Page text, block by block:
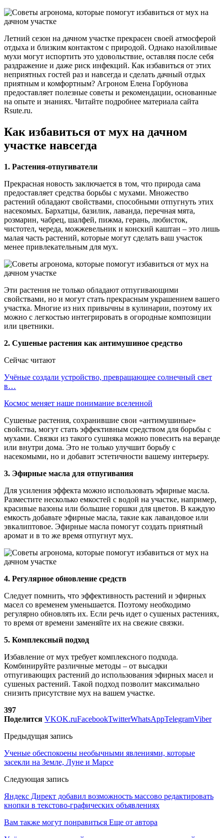
Летний сезон на дачном участке прекрасен своей атмосферой
отдыха и близким контактом с природой. Однако назойливые
мухи могут испортить это удовольствие, оставляя после себя
раздражение и даже риск инфекций. Как избавиться от этих
неприятных гостей раз и навсегда и сделать дачный отдых
приятным и комфортным? Агроном Елена Горбунова
предоставляет полезные советы и рекомендации, основанные
на опыте и знаниях. Читайте подробнее материала сайта
Rsute.ru.
Как избавиться от мух на дачном
участке навсегда
1. Растения-отпугиватели
Прекрасная новость заключается в том, что природа сама
предоставляет средства борьбы с мухами. Множество
растений обладают свойствами, способными отпугнуть этих
насекомых. Бархатцы, базилик, лаванда, перечная мята,
розмарин, чабрец, шалфей, пижма, герань, любисток,
чистотел, череда, можжевельник и конский каштан – это лишь
малая часть растений, которые могут сделать ваш участок
менее привлекательным для мух.
Эти растения не только обладают отпугивающими
свойствами, но и могут стать прекрасным украшением вашего
участка. Многие из них привычны в кулинарии, поэтому их
можно с легкостью интегрировать в огородные композиции
или цветники.
2. Сушеные растения как антимушиное средство
Сейчас читают
Учёные создали устройство, превращающее солнечный свет
в…
Космос меняет наше понимание вселенной
Сушеные растения, сохранившие свои «антимушиные»
свойства, могут стать эффективным средством для борьбы с
мухами. Связки из такого сушняка можно повесить на веранде
или внутри дома. Это не только улучшит борьбу с
насекомыми, но и добавит эстетичности вашему интерьеру.
3. Эфирные масла для отпугивания
Для усиления эффекта можно использовать эфирные масла.
Разместите несколько емкостей с водой на участке, например,
красивые вазоны или большие горшки для цветов. В каждую
емкость добавьте эфирные масла, такие как лавандовое или
эвкалиптовое. Эфирные масла помогут создать приятный
аромат и в то же время отпугнут мух.
4. Регулярное обновление средств
Следует помнить, что эффективность растений и эфирных
масел со временем уменьшается. Поэтому необходимо
регулярно обновлять их. Если речь идет о сушеных растениях,
то время от времени заменяйте их на свежие связки.
5. Комплексный подход
Избавление от мух требует комплексного подхода.
Комбинируйте различные методы – от высадки
отпугивающих растений до использования эфирных масел и
сушеных растений. Такой подход позволит максимально
снизить присутствие мух на вашем участке.
397
Поделится VKOK.ruFacebookTwitterWhatsAppTelegramViber
Предыдущая запись
Ученые обеспокоены необычными явлениями, которые
засекли на Земле, Луне и Марсе
Следующая запись
Яндекс Директ добавил возможность массово редактировать
кнопки в текстово-графических объявлениях
Вам также могут понравиться Еще от автора